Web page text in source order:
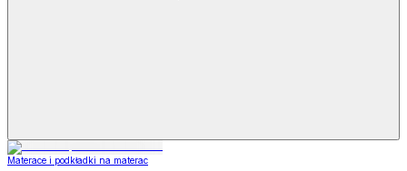
Materace i podkładki na materac